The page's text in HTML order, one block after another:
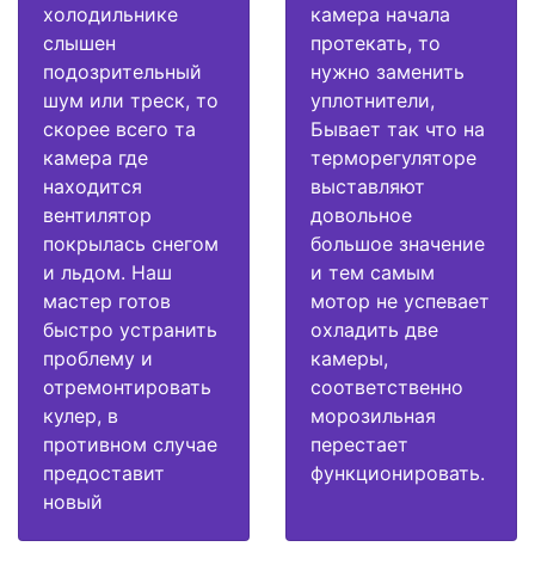
холодильнике
слышен
подозрительный
шум или треск, то
скорее всего та
камера где
находится
вентилятор
покрылась снегом
и льдом. Наш
мастер готов
быстро устранить
проблему и
отремонтировать
кулер, в
противном случае
предоставит
новый
камера начала
протекать, то
нужно заменить
уплотнители,
Бывает так что на
терморегуляторе
выставляют
довольное
большое значение
и тем самым
мотор не успевает
охладить две
камеры,
соответственно
морозильная
перестает
функционировать.